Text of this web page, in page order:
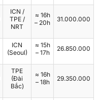
ICN /
TPE /
NRT
≈ 16h
– 20h
31.000.000
ICN
(Seoul)
≈ 15h
– 17h
26.850.000
TPE
(Đài
Bắc)
≈ 16h
– 18h
29.350.000